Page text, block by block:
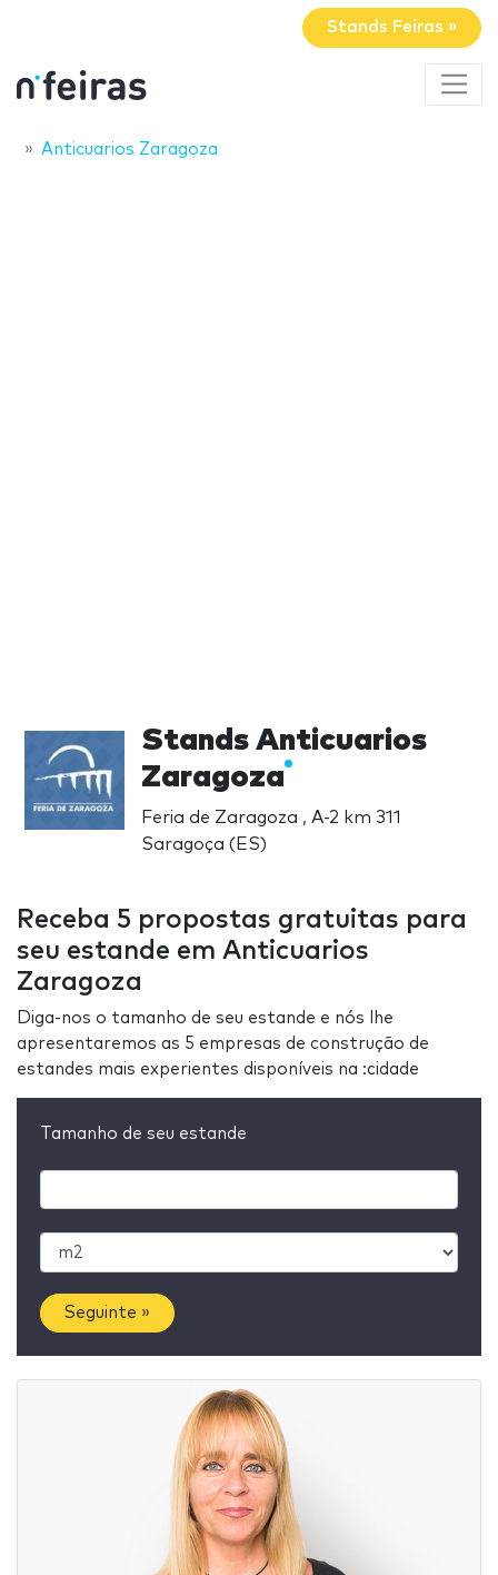
Stands Feiras »
Anticuarios Zaragoza
Stands Anticuarios
Zaragoza
Feria de Zaragoza , A-2 km 311
Saragoça (ES)
Receba 5 propostas gratuitas para
seu estande em Anticuarios
Zaragoza
Diga-nos o tamanho de seu estande e nós lhe
apresentaremos as 5 empresas de construção de
estandes mais experientes disponíveis na :cidade
Tamanho de seu estande
Seguinte »